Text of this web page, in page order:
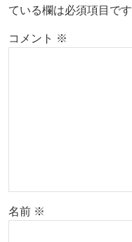
ている欄は必須項目です
コメント ※
名前 ※